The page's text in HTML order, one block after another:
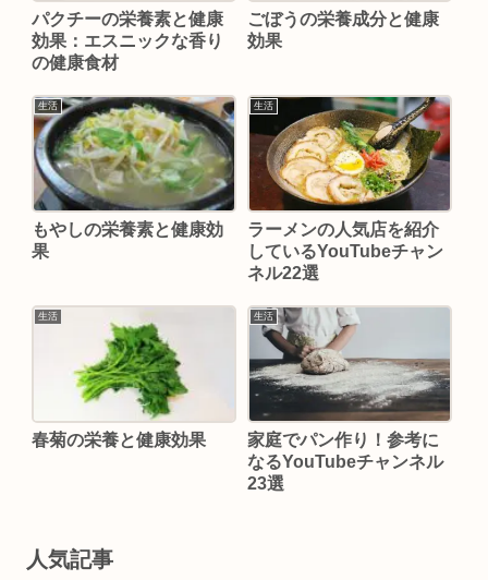
パクチーの栄養素と健康
効果：エスニックな香り
の健康食材
ごぼうの栄養成分と健康
効果
生活
もやしの栄養素と健康効
果
生活
ラーメンの人気店を紹介
しているYouTubeチャン
ネル22選
生活
春菊の栄養と健康効果
生活
家庭でパン作り！参考に
なるYouTubeチャンネル
23選
人気記事